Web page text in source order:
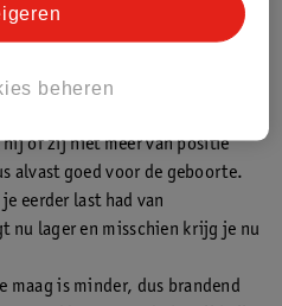
ook genoeg voordelen. Wij
gezet.
of zij niet meer van positie
alvast goed voor de geboorte.
eerder last had van
nu lager en misschien krijg je nu
maag is minder, dus brandend
beheren